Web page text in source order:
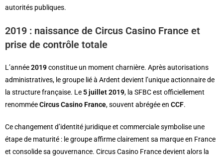
autorités publiques.
2019 : naissance de Circus Casino France et
prise de contrôle totale
L’année2019constitue un moment charnière. Après autorisations
administratives, le groupe lié à Ardent devient l’unique actionnaire de
la structure française. Le 5 juillet 2019, la SFBC est officiellement
renomméeCircus Casino France, souvent abrégée en CCF.
Ce changement d’identité juridique et commerciale symbolise une
étape de maturité : le groupe affirme clairement sa marque en France
et consolide sa gouvernance. Circus Casino France devient alors la